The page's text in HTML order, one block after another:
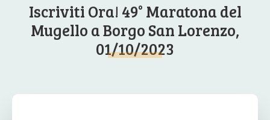
Iscriviti Ora! 49° Maratona del
Mugello a Borgo San Lorenzo,
01/10/2023